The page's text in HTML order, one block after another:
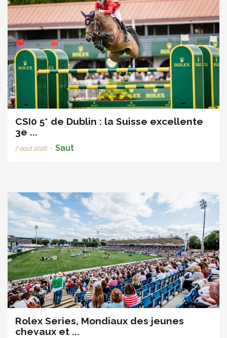
CSI0 5* de Dublin : la Suisse excellente
3e ...
7 août 2026 • Saut
Rolex Series, Mondiaux des jeunes
chevaux et ...